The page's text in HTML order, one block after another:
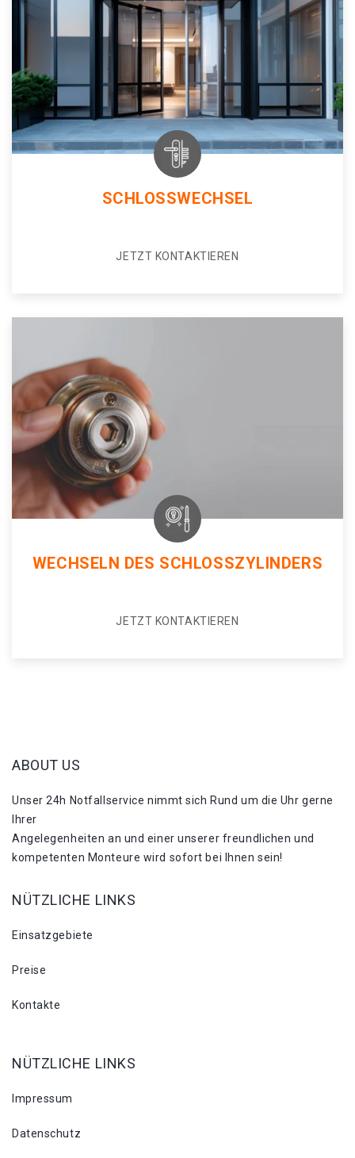
SCHLOSSWECHSEL
JETZT KONTAKTIEREN
WECHSELN DES SCHLOSSZYLINDERS
JETZT KONTAKTIEREN
ABOUT US
Unser 24h Notfallservice nimmt sich Rund um die Uhr gerne
Ihrer
Angelegenheiten an und einer unserer freundlichen und
kompetenten Monteure wird sofort bei Ihnen sein!
NÜTZLICHE LINKS
Einsatzgebiete
Preise
Kontakte
NÜTZLICHE LINKS
Impressum
Datenschutz